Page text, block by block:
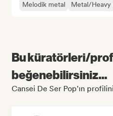
Melodik metal Metal/Heavy
Bu küratörleri/
beğenebilirsiniz...
Cansei De Ser Pop'ın